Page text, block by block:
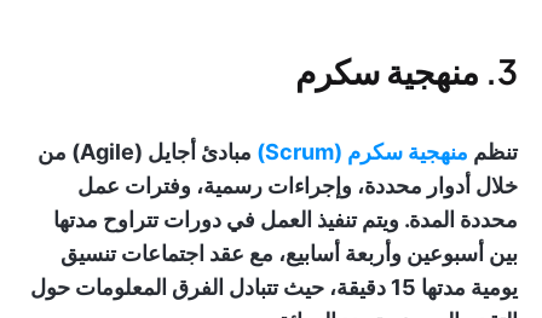
3. منهجية سكرم
تنظم منهجية سكرم (Scrum)
مبادئ أجايل (Agile) من
خلال أدوار محددة، وإجراءات رسمية، وفترات عمل
محددة المدة. ويتم تنفيذ العمل في دورات تتراوح مدتها
بين أسبوعين وأربعة أسابيع، مع عقد اجتماعات تنسيق
يومية مدتها 15 دقيقة، حيث تتبادل الفرق المعلومات حول